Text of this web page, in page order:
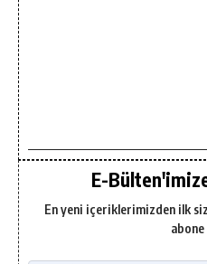
E-
En yeni içeriklerimizden ilk